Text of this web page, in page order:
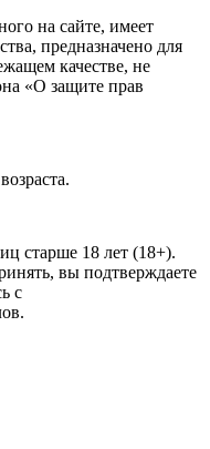
на сайте, имеет
предназначено для
качестве, не
«О защите прав
старше 18 лет (18+).
вы подтверждаете
с